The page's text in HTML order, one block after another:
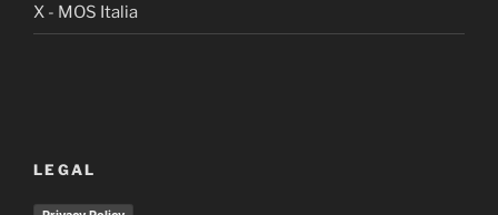
X - MOS Italia
LEGAL